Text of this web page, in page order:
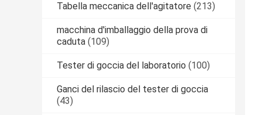
Tabella meccanica dell'agitatore (213)
macchina d'imballaggio della prova di
caduta (109)
Tester di goccia del laboratorio (100)
Ganci del rilascio del tester di goccia
(43)